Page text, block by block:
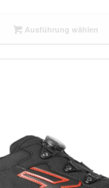
Ausführung wählen